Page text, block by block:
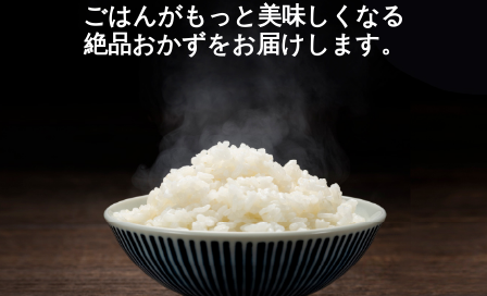
ごはんがもっと美味しくなる
絶品おかずをお届けします。